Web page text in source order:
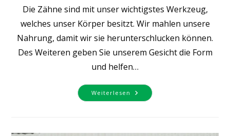
Die Zähne sind mit unser wichtigstes Werkzeug,
welches unser Körper besitzt. Wir mahlen unsere
Nahrung, damit wir sie herunterschlucken können.
Des Weiteren geben Sie unserem Gesicht die Form
und helfen…
Weiterlesen Warum
Geht